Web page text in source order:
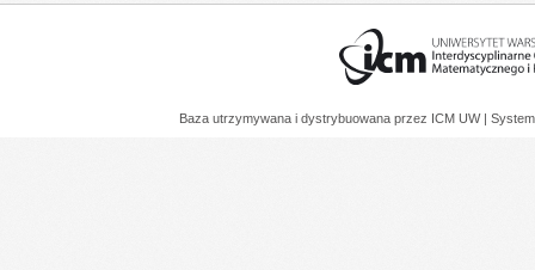
Baza utrzymywana i dystrybuowana przez ICM UW |